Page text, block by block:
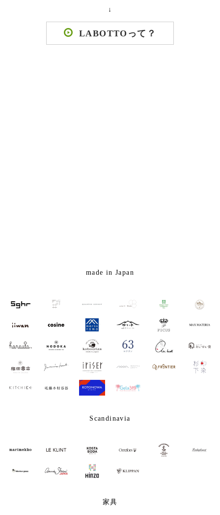
↓
LABOTTOって？
made in Japan
Scandinavia
家具